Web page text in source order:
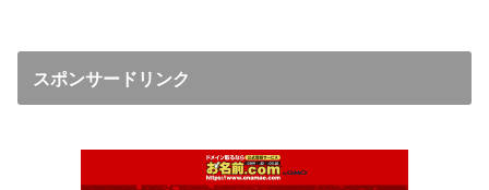
スポンサードリンク